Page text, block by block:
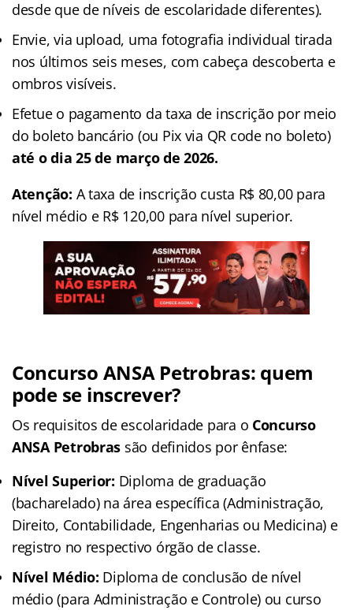
desde que de níveis de escolaridade diferentes).
Envie, via upload, uma fotografia individual tirada
nos últimos seis meses, com cabeça descoberta e
ombros visíveis.
Efetue o pagamento da taxa de inscrição por meio
do boleto bancário (ou Pix via QR code no boleto)
até o dia 25 de março de 2026.
Atenção: A taxa de inscrição custa R$ 80,00 para
nível médio e R$ 120,00 para nível superior.
Concurso ANSA Petrobras: quem
pode se inscrever?
Os requisitos de escolaridade para o Concurso
ANSA Petrobras são definidos por ênfase:
Nível Superior: Diploma de graduação
(bacharelado) na área específica (Administração,
Direito, Contabilidade, Engenharias ou Medicina) e
registro no respectivo órgão de classe.
Nível Médio: Diploma de conclusão de nível
médio (para Administração e Controle) ou curso